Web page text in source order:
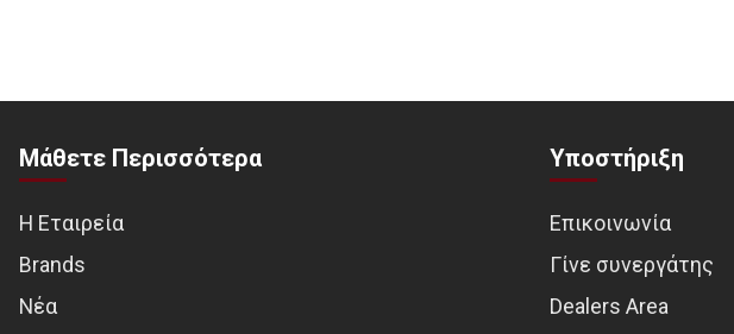
Μάθετε Περισσότερα
Η Εταιρεία
Brands
Νέα
Υποστήριξη
Επικοινωνία
Γίνε συνεργάτης
Dealers Area